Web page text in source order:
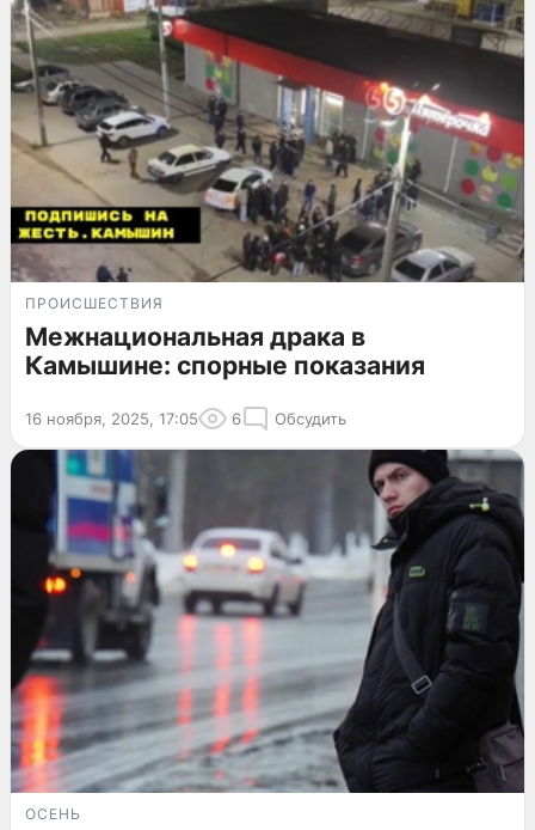
ПРОИСШЕСТВИЯ
Межнациональная драка в
Камышине: спорные показания
16 ноября, 2025, 17:05 6 Обсудить
ОСЕНЬ